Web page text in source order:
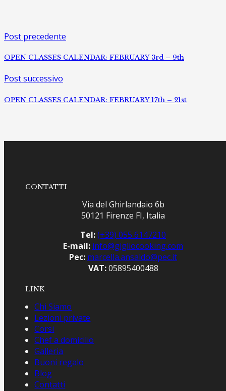
Post precedente
OPEN CLASSES CALENDAR: FEBRUARY 3rd – 9th
Post successivo
OPEN CLASSES CALENDAR: FEBRUARY 17th – 21st
CONTATTI
Via del Ghirlandaio 6b
50121 Firenze FI, Italia
Tel:(+39) 055 6147210
E-mail: info@gigliocooking.com
Pec: marcella.ansaldo@pec.it
VAT:05895400488
LINK
Chi Siamo
Lezioni private
Corsi
Chef a domicilio
Galleria
Buoni regalo
Blog
Contatti